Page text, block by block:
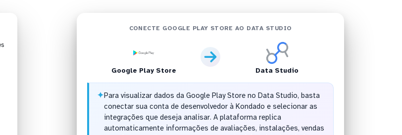
CONECTE GOOGLE PLAY STORE AO DATA STUDIO
Google Play Store Data Studio
✦Para visualizar dados da Google Play Store no Data Studio, basta
conectar sua conta de desenvolvedor à Kondado e selecionar as
integrações que deseja analisar. A plataforma replica
automaticamente informações de avaliações, instalações, vendas